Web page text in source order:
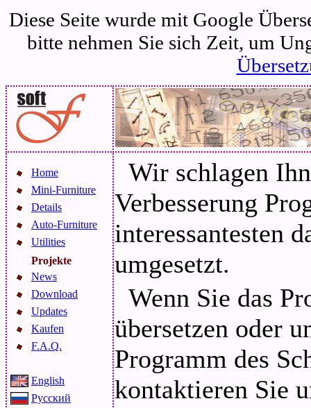
Diese Seite wurde mit Google
bitte nehmen Sie sich Zeit, um
Home
Mini-Furniture
Details
Auto-Furniture
Utilities
Projekte
News
Download
Updates
Kaufen
F.A.Q.
English
Русский
Wir schlagen
Verbesserung
interessantesten
umgesetzt.
Wenn Sie das
übersetzen oder
Programm des
kontaktieren Sie